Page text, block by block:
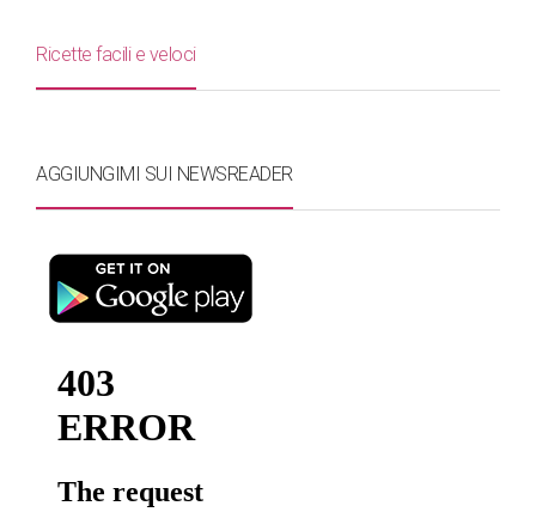
Ricette facili e veloci
AGGIUNGIMI SUI NEWSREADER